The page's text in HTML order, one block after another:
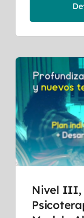
Nivel III,